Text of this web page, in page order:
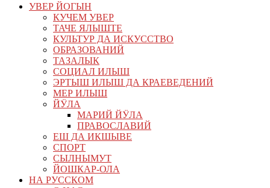
УВЕР ЙОГЫН
КУЧЕМ УВЕР
ТАЧЕ ЯЛЫШТЕ
КУЛЬТУР ДА ИСКУССТВО
ОБРАЗОВАНИЙ
ТАЗАЛЫК
СОЦИАЛ ИЛЫШ
ЭРТЫШ ИЛЫШ ДА КРАЕВЕДЕНИЙ
МЕР ИЛЫШ
ЙӰЛА
МАРИЙ ЙӰЛА
ПРАВОСЛАВИЙ
ЕШ ДА ИКШЫВЕ
СПОРТ
СЫЛНЫМУТ
ЙОШКАР-ОЛА
НА РУССКОМ